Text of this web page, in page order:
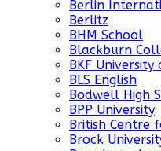
Berlin
Berlitz
BHM School
Blackburn
BKF
BLS English
Bodwell High
BPP University
British Centre
Brock